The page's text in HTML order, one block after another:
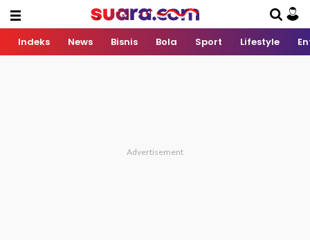
Indeks News Bisnis Bola Sport Lifestyle